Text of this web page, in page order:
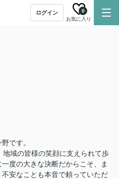
ログイン
お気に入り
0
です。
域の皆様の笑顔に支えられて歩
度の大きな決断だからこそ、ま
安なことも本音で頼っていただ